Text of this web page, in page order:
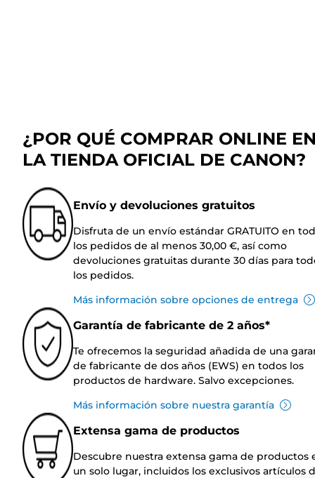
¿POR QUÉ COMPRAR ONLINE
LA TIENDA OFICIAL DE CANON?
Envío y devoluciones gratuitos
Disfruta de un envío estándar GRATUITO en
los pedidos de al menos 30,00 €, así como
devoluciones gratuitas durante 30 días para
los pedidos.
Más información sobre opciones de entrega
Garantía de fabricante de 2 años*
Te ofrecemos la seguridad añadida de una
de fabricante de dos años (EWS) en todos los
productos de hardware. Salvo excepciones.
Más información sobre nuestra garantía
Extensa gama de productos
Descubre nuestra extensa gama de productos
un solo lugar, incluidos los exclusivos artículos